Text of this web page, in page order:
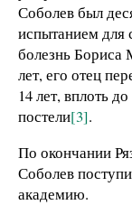
Соболев был
испытанием для
болезнь Бориса
лет, его отец
14 лет, вплоть
постели[3].
По окончании
Соболев
академию.